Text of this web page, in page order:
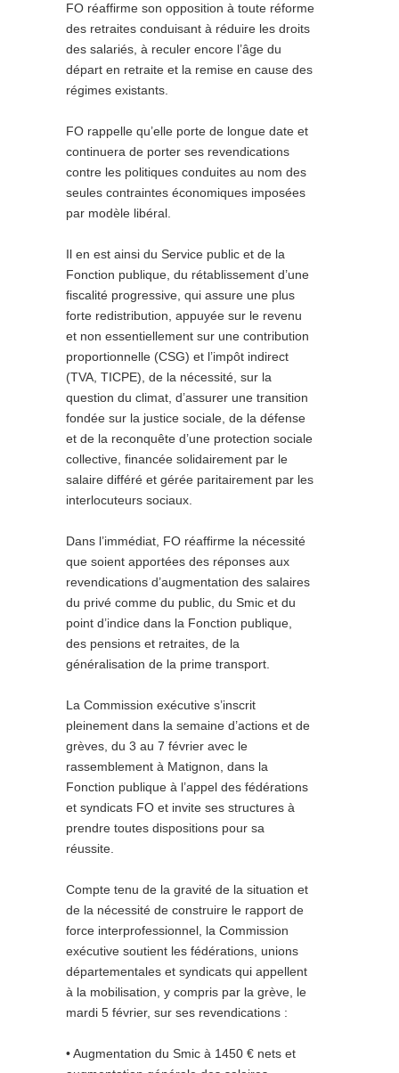
FO réaffirme son opposition à toute réforme
des retraites conduisant à réduire les droits
des salariés, à reculer encore l’âge du
départ en retraite et la remise en cause des
régimes existants.
FO rappelle qu’elle porte de longue date et
continuera de porter ses revendications
contre les politiques conduites au nom des
seules contraintes économiques imposées
par modèle libéral.
Il en est ainsi du Service public et de la
Fonction publique, du rétablissement d’une
fiscalité progressive, qui assure une plus
forte redistribution, appuyée sur le revenu
et non essentiellement sur une contribution
proportionnelle (CSG) et l’impôt indirect
(TVA, TICPE), de la nécessité, sur la
question du climat, d’assurer une transition
fondée sur la justice sociale, de la défense
et de la reconquête d’une protection sociale
collective, financée solidairement par le
salaire différé et gérée paritairement par les
interlocuteurs sociaux.
Dans l’immédiat, FO réaffirme la nécessité
que soient apportées des réponses aux
revendications d’augmentation des salaires
du privé comme du public, du Smic et du
point d’indice dans la Fonction publique,
des pensions et retraites, de la
généralisation de la prime transport.
La Commission exécutive s’inscrit
pleinement dans la semaine d’actions et de
grèves, du 3 au 7 février avec le
rassemblement à Matignon, dans la
Fonction publique à l’appel des fédérations
et syndicats FO et invite ses structures à
prendre toutes dispositions pour sa
réussite.
Compte tenu de la gravité de la situation et
de la nécessité de construire le rapport de
force interprofessionnel, la Commission
exécutive soutient les fédérations, unions
départementales et syndicats qui appellent
à la mobilisation, y compris par la grève, le
mardi 5 février, sur ses revendications :
• Augmentation du Smic à 1450 € nets et